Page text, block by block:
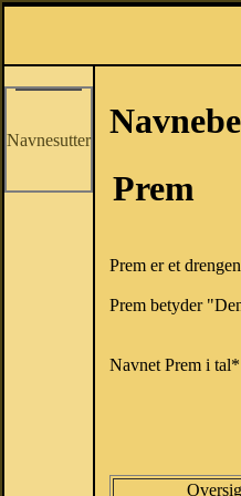
Navnesutter
Prem
Prem er et
Prem betyder
Navnet Prem i tal*